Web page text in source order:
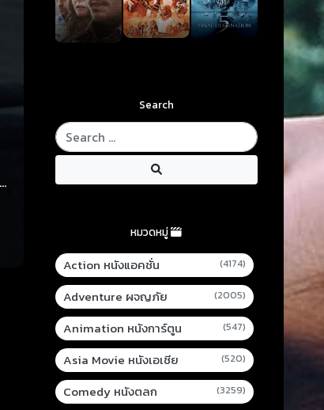
Search
หมวดหมู่
Action หนังแอคชั่น (4174)
Adventure ผจญภัย (2005)
Animation หนังการ์ตูน (547)
Asia Movie หนังเอเชีย (520)
Comedy หนังตลก (3259)